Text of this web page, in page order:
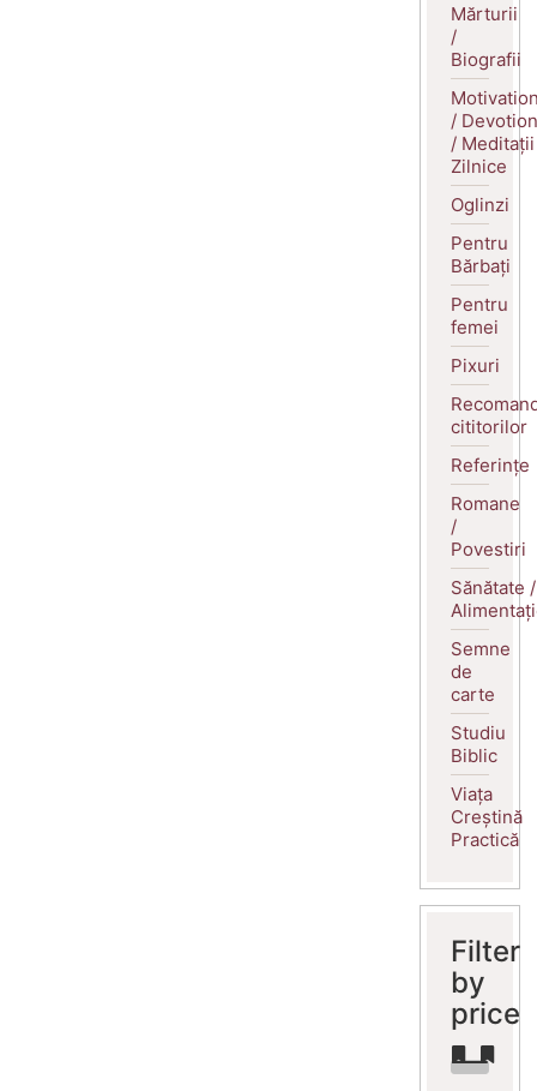
Mărturii
/
Biografii
/
/ Meditații
Zilnice
Oglinzi
Pentru
Bărbați
Pentru
femei
Pixuri
cititorilor
Referințe
Romane
/
Povestiri
Sănătate /
Semne
de
carte
Studiu
Biblic
Viața
Creștină
Practică
Filter
by
price